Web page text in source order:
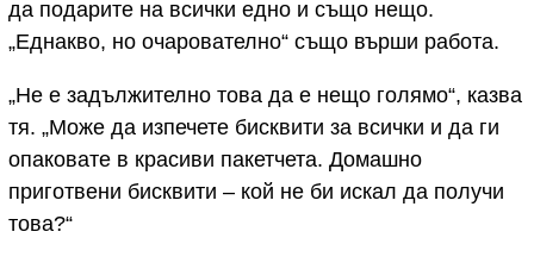
да подарите на всички едно и също нещо.
„Еднакво, но очарователно“ също върши работа.
„Не е задължително това да е нещо голямо“, казва
тя. „Може да изпечете бисквити за всички и да ги
опаковате в красиви пакетчета. Домашно
приготвени бисквити – кой не би искал да получи
това?“